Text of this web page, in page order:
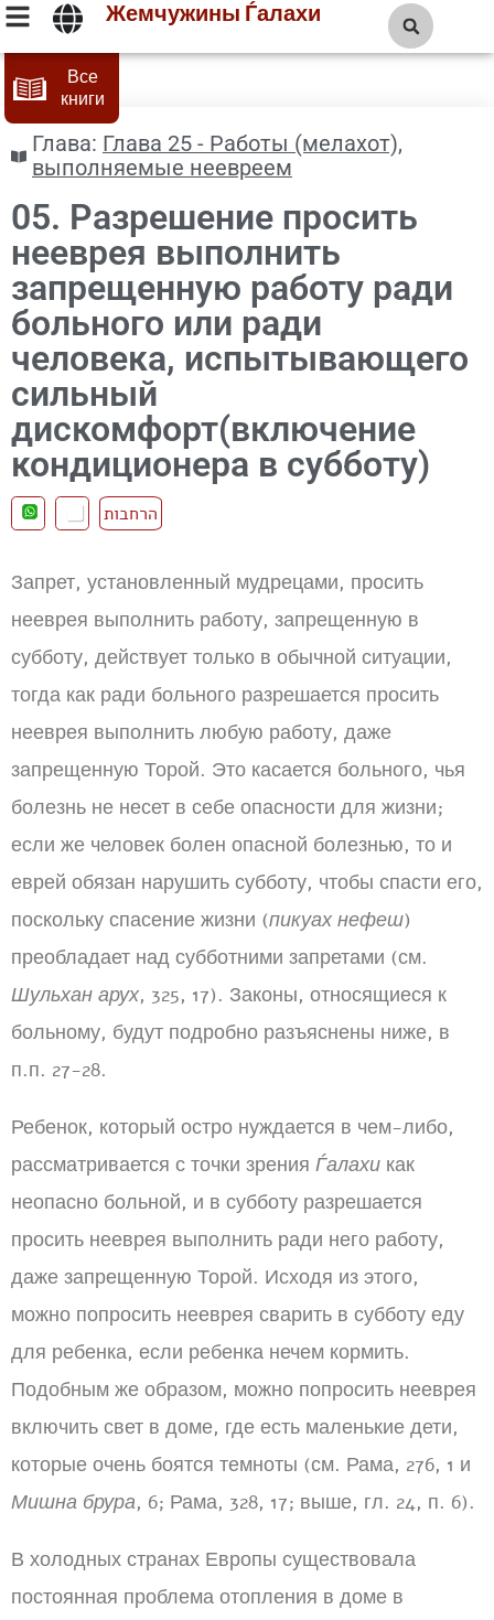
Жемчужины Ѓалахи
Все
книги
Глава: Глава 25 - Работы (мелахот),
выполняемые неевреем
05. Разрешение просить
нееврея выполнить
запрещенную работу ради
больного или ради
человека, испытывающего
сильный
дискомфорт(включение
кондиционера в субботу)
הרחבות
Запрет, установленный мудрецами, просить
нееврея выполнить работу, запрещенную в
субботу, действует только в обычной ситуации,
тогда как ради больного разрешается просить
нееврея выполнить любую работу, даже
запрещенную Торой. Это касается больного, чья
болезнь не несет в себе опасности для жизни;
если же человек болен опасной болезнью, то и
еврей обязан нарушить субботу, чтобы спасти его,
поскольку спасение жизни (пикуах нефеш)
преобладает над субботними запретами (см.
Шульхан арух, 325, 17). Законы, относящиеся к
больному, будут подробно разъяснены ниже, в
п.п. 27-28.
Ребенок, который остро нуждается в чем-либо,
рассматривается с точки зрения Ѓалахи как
неопасно больной, и в субботу разрешается
просить нееврея выполнить ради него работу,
даже запрещенную Торой. Исходя из этого,
можно попросить нееврея сварить в субботу еду
для ребенка, если ребенка нечем кормить.
Подобным же образом, можно попросить нееврея
включить свет в доме, где есть маленькие дети,
которые очень боятся темноты (см. Рама, 276, 1 и
Мишна брура, 6; Рама, 328, 17; выше, гл. 24, п. 6).
В холодных странах Европы существовала
постоянная проблема отопления в доме в